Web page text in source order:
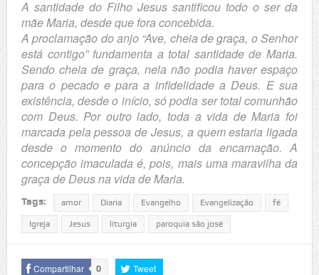
A santidade do Filho Jesus santificou todo o ser da
mãe Maria, desde que fora concebida.
A proclamação do anjo “Ave, cheia de graça, o Senhor
está contigo” fundamenta a total santidade de Maria.
Sendo cheia de graça, nela não podia haver espaço
para o pecado e para a infidelidade a Deus. E sua
existência, desde o início, só podia ser total comunhão
com Deus. Por outro lado, toda a vida de Maria foi
marcada pela pessoa de Jesus, a quem estaria ligada
desde o momento do anúncio da encarnação. A
concepção imaculada é, pois, mais uma maravilha da
graça de Deus na vida de Maria.
Tags: amor Diaria Evangelho Evangelização fé
Igreja Jesus liturgia paroquia são josé
Compartilhar 0 Tweet